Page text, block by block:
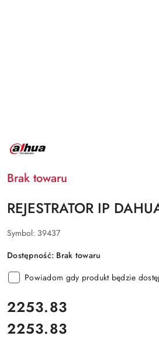
NAZWA
PRODUCENTA:
Brak towaru
REJESTRATOR IP
Symbol: 39437
Dostępność: Brak towaru
Powiadom gdy produkt będzie
cena:
2253.83
Cena:
2253.83